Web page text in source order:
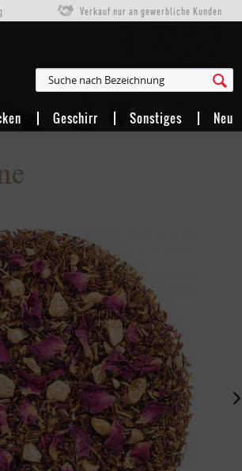
Verkauf nur an gewerbliche Kunden
Geschirr Sonstiges Neu